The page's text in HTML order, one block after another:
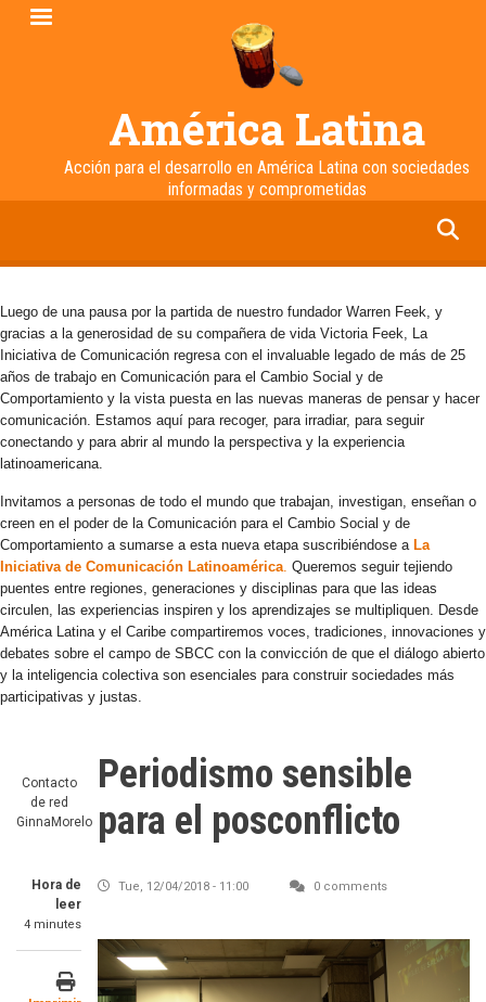
Pasar
América Latina
Acción para el desarrollo en América Latina con sociedades
informadas y comprometidas
Luego de una pausa por la partida de nuestro fundador Warren Feek, y
gracias a la generosidad de su compañera de vida Victoria Feek, La
Iniciativa de Comunicación regresa con el invaluable legado de más de 25
años de trabajo en Comunicación para el Cambio Social y de
Comportamiento y la vista puesta en las nuevas maneras de pensar y hacer
comunicación. Estamos aquí para recoger, para irradiar, para seguir
conectando y para abrir al mundo la perspectiva y la experiencia
latinoamericana.
Invitamos a personas de todo el mundo que trabajan, investigan, enseñan o
creen en el poder de la Comunicación para el Cambio Social y de
Comportamiento a sumarse a esta nueva etapa suscribiéndose a La
Iniciativa de Comunicación Latinoamérica. Queremos seguir tejiendo
puentes entre regiones, generaciones y disciplinas para que las ideas
circulen, las experiencias inspiren y los aprendizajes se multipliquen. Desde
América Latina y el Caribe compartiremos voces, tradiciones, innovaciones y
debates sobre el campo de SBCC con la convicción de que el diálogo abierto
y la inteligencia colectiva son esenciales para construir sociedades más
participativas y justas.
Contacto
de red
GinnaMorelo
Hora de
leer
4 minutes
Periodismo sensible
para el posconflicto
Tue, 12/04/2018 - 11:00 0 comments